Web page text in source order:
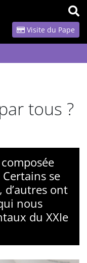
Visite du Pape
tous ?
se
ont
nous
du XXIe